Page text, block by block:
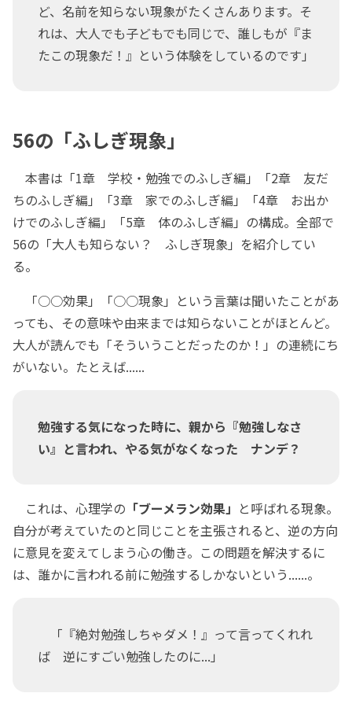
ど、名前を知らない現象がたくさんあります。そ
れは、大人でも子どもでも同じで、誰しもが『ま
たこの現象だ！』という体験をしているのです」
56の「ふしぎ現象」
本書は「1章 学校・勉強でのふしぎ編」「2章 友だ
ちのふしぎ編」「3章 家でのふしぎ編」「4章 お出か
けでのふしぎ編」「5章 体のふしぎ編」の構成。全部で
56の「大人も知らない？ ふしぎ現象」を紹介してい
る。
「○○効果」「○○現象」という言葉は聞いたことがあ
っても、その意味や由来までは知らないことがほとんど。
大人が読んでも「そういうことだったのか！」の連続にち
がいない。たとえば......
勉強する気になった時に、親から『勉強しなさ
い』と言われ、やる気がなくなった ナンデ？
これは、心理学の 「ブーメラン効果」 と呼ばれる現象。
自分が考えていたのと同じことを主張されると、逆の方向
に意見を変えてしまう心の働き。この問題を解決するに
は、誰かに言われる前に勉強するしかないという......。
「『絶対勉強しちゃダメ！』って言ってくれれ
ば 逆にすごい勉強したのに...」